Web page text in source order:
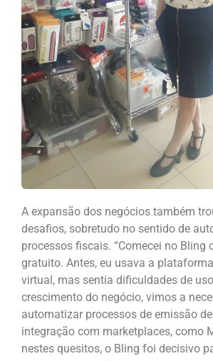
A expansão dos negócios também
desafios, sobretudo no sentido de
processos fiscais. “Comecei no Bling
gratuito. Antes, eu usava a
virtual, mas sentia dificuldades de
crescimento do negócio, vimos a
automatizar processos de emissão
integração com marketplaces, como
nestes quesitos, o Bling foi decisivo